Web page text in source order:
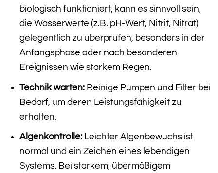
biologisch funktioniert, kann es sinnvoll sein,
die Wasserwerte (z.B. pH-Wert, Nitrit, Nitrat)
gelegentlich zu überprüfen, besonders in der
Anfangsphase oder nach besonderen
Ereignissen wie starkem Regen.
Technik warten:Reinige Pumpen und Filter bei
Bedarf, um deren Leistungsfähigkeit zu
erhalten.
Algenkontrolle:Leichter Algenbewuchs ist
normal und ein Zeichen eines lebendigen
Systems. Bei starkem, übermäßigem